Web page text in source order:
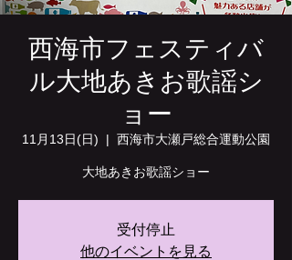
西海市フェスティバ
ル大地あきお歌謡シ
ョー
11月13日(日)
  |
西海市大瀬戸総合運動公園
大地あきお歌謡ショー
受付停止
他のイベントを見る